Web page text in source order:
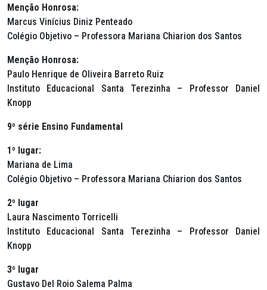
Menção Honrosa:
Marcus Vinícius Diniz Penteado
Colégio Objetivo – Professora Mariana Chiarion dos Santos
Menção Honrosa:
Paulo Henrique de Oliveira Barreto Ruiz
Instituto Educacional Santa Terezinha – Professor Daniel
Knopp
9º série Ensino Fundamental
1º lugar:
Mariana de Lima
Colégio Objetivo – Professora Mariana Chiarion dos Santos
2º lugar
Laura Nascimento Torricelli
Instituto Educacional Santa Terezinha – Professor Daniel
Knopp
3º lugar
Gustavo Del Roio Salema Palma